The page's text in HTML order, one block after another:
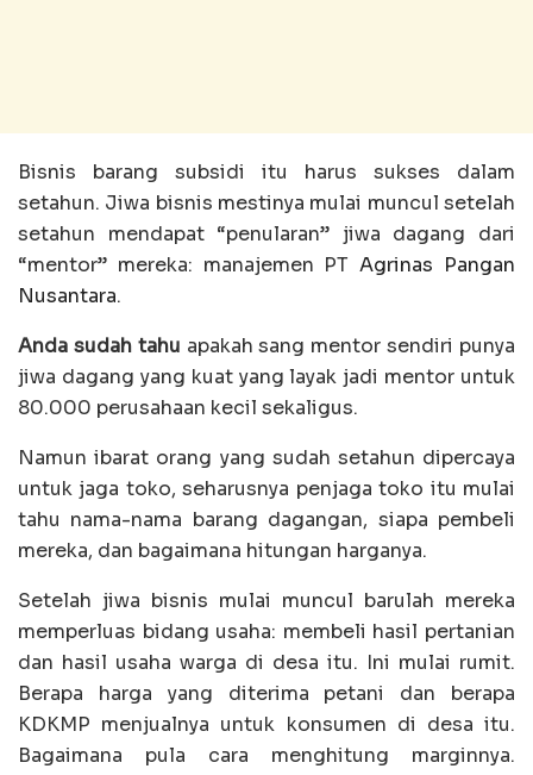
Bisnis barang subsidi itu harus sukses dalam
setahun. Jiwa bisnis mestinya mulai muncul setelah
setahun mendapat “penularan” jiwa dagang dari
“mentor” mereka: manajemen PTAgrinas Pangan
Nusantara.
Anda sudah tahu apakah sang mentor sendiri punya
jiwa dagang yang kuat yang layak jadi mentor untuk
80.000 perusahaan kecil sekaligus.
Namun ibarat orang yang sudah setahun dipercaya
untuk jaga toko, seharusnya penjaga toko itu mulai
tahu nama-nama barang dagangan, siapa pembeli
mereka, dan bagaimana hitungan harganya.
Setelah jiwa bisnis mulai muncul barulah mereka
memperluas bidang usaha: membeli hasil pertanian
dan hasil usaha warga di desa itu. Ini mulai rumit.
Berapa harga yang diterima petani dan berapa
KDKMP menjualnya untuk konsumen di desa itu.
Bagaimana pula cara menghitung marginnya.